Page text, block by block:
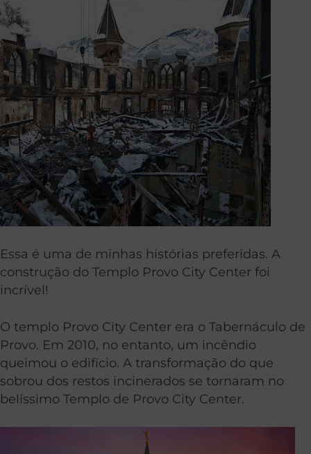
Essa é uma de minhas histórias preferidas. A
construção do Templo Provo City Center foi
incrível!
O templo Provo City Center era o Tabernáculo de
Provo. Em 2010, no entanto, um incêndio
queimou o edifício. A transformação do que
sobrou dos restos incinerados se tornaram no
belíssimo Templo de Provo City Center.